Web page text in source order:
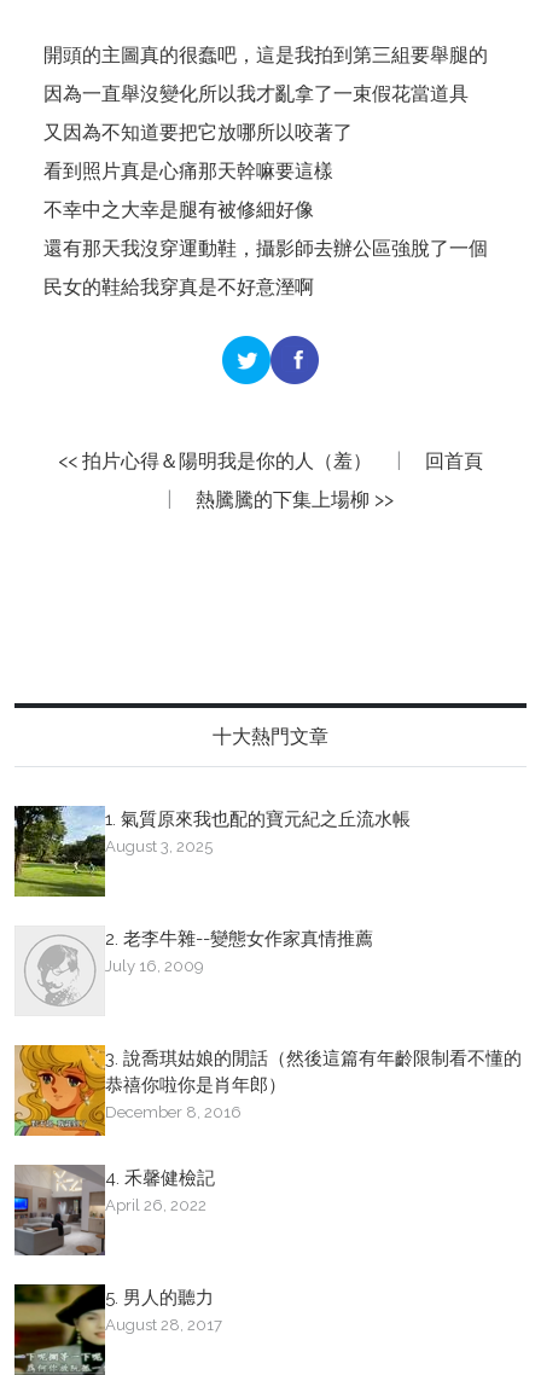
開頭的主圖真的很蠢吧，這是我拍到第三組要舉腿的
因為一直舉沒變化所以我才亂拿了一束假花當道具
又因為不知道要把它放哪所以咬著了
看到照片真是心痛那天幹嘛要這樣
不幸中之大幸是腿有被修細好像
還有那天我沒穿運動鞋，攝影師去辦公區強脫了一個
民女的鞋給我穿真是不好意溼啊
<< 拍片心得＆陽明我是你的人（羞）
回首頁
熱騰騰的下集上場柳 >>
十大熱門文章
1. 氣質原來我也配的寶元紀之丘流水帳
August 3, 2025
2. 老李牛雜--變態女作家真情推薦
July 16, 2009
3. 說喬琪姑娘的閒話（然後這篇有年齡限制看不懂的
恭禧你啦你是肖年郎）
December 8, 2016
4. 禾馨健檢記
April 26, 2022
5. 男人的聽力
August 28, 2017